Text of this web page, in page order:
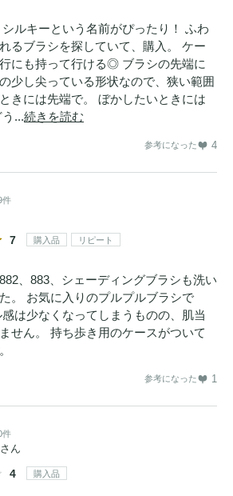
ルキーという名前がぴったり！ ふわ
るブラシを探していて、購入。 ケー
にも持って行ける◎ ブラシの先端に
少し尖っている形状なので、狭い範囲
きには先端で。 ぼかしたいときには
...続きを読む
参考になった 4
件
7 購入品 リピート
、883、シェーディングブラシも洗い
。 お気に入りのプルプルブラシで
は少なくなってしまうものの、肌当
せん。 持ち歩き用のケースがついて
参考になった 1
件
さん
4 購入品